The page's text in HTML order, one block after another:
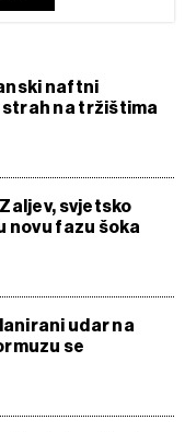
naftni
na tržištima
svjetsko
novu fazu šoka
udar na
se